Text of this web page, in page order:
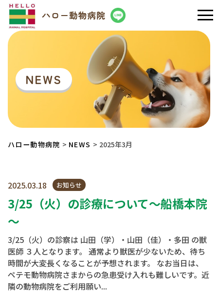
NEWS
ハロー動物病院 NEWS 2025年3月
2025.03.18 お知らせ
3/25（火）の診療について～船橋本院
～
3/25（火）の診察は 山田（学）・山田（佳）・多田 の獣
医師 ３人となります。 通常より獣医が少ないため、待ち
時間が大変長くなることが予想されます。 なお当日は、
ペテモ動物病院さまからの急患受け入れも難しいです。近
隣の動物病院をご利用願い...